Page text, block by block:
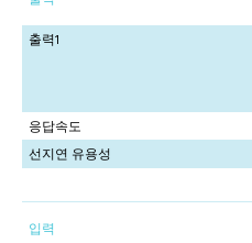
출력1
응답속도
선지연 유용성
입력